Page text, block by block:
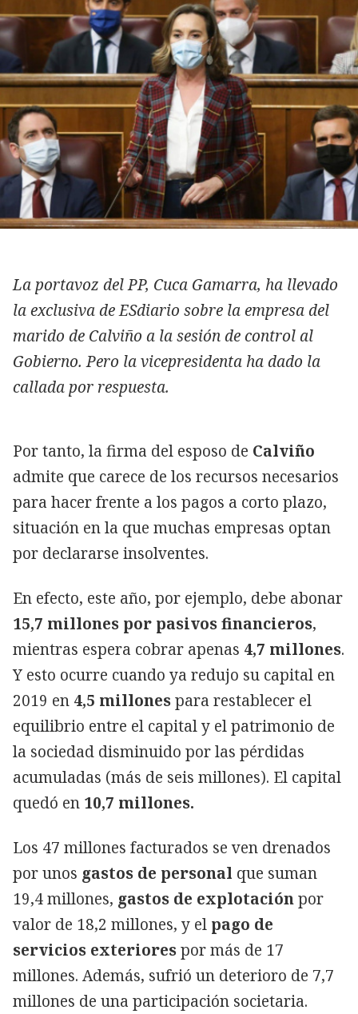
La portavoz del PP, Cuca Gamarra, ha llevado
la exclusiva de ESdiario sobre la empresa del
marido de Calviño a la sesión de control al
Gobierno. Pero la vicepresidenta ha dado la
callada por respuesta.
Por tanto, la firma del esposo de Calviño
admite que carece de los recursos necesarios
para hacer frente a los pagos a corto plazo,
situación en la que muchas empresas optan
por declararse insolventes.
En efecto, este año, por ejemplo, debe abonar
15,7 millones por pasivos financieros,
mientras espera cobrar apenas 4,7 millones.
Y esto ocurre cuando ya redujo su capital en
2019 en 4,5 millonespara restablecer el
equilibrio entre el capital y el patrimonio de
la sociedad disminuido por las pérdidas
acumuladas (más de seis millones). El capital
quedó en 10,7 millones.
Los 47 millones facturados se ven drenados
por unos gastos de personal que suman
19,4 millones, gastos de explotaciónpor
valor de 18,2 millones, y el pago de
servicios exteriorespor más de 17
millones. Además, sufrió un deterioro de 7,7
millones de una participación societaria.